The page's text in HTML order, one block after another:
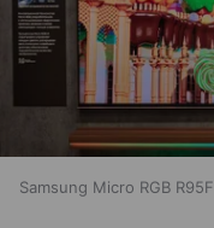
Samsung Micro RGB R95F